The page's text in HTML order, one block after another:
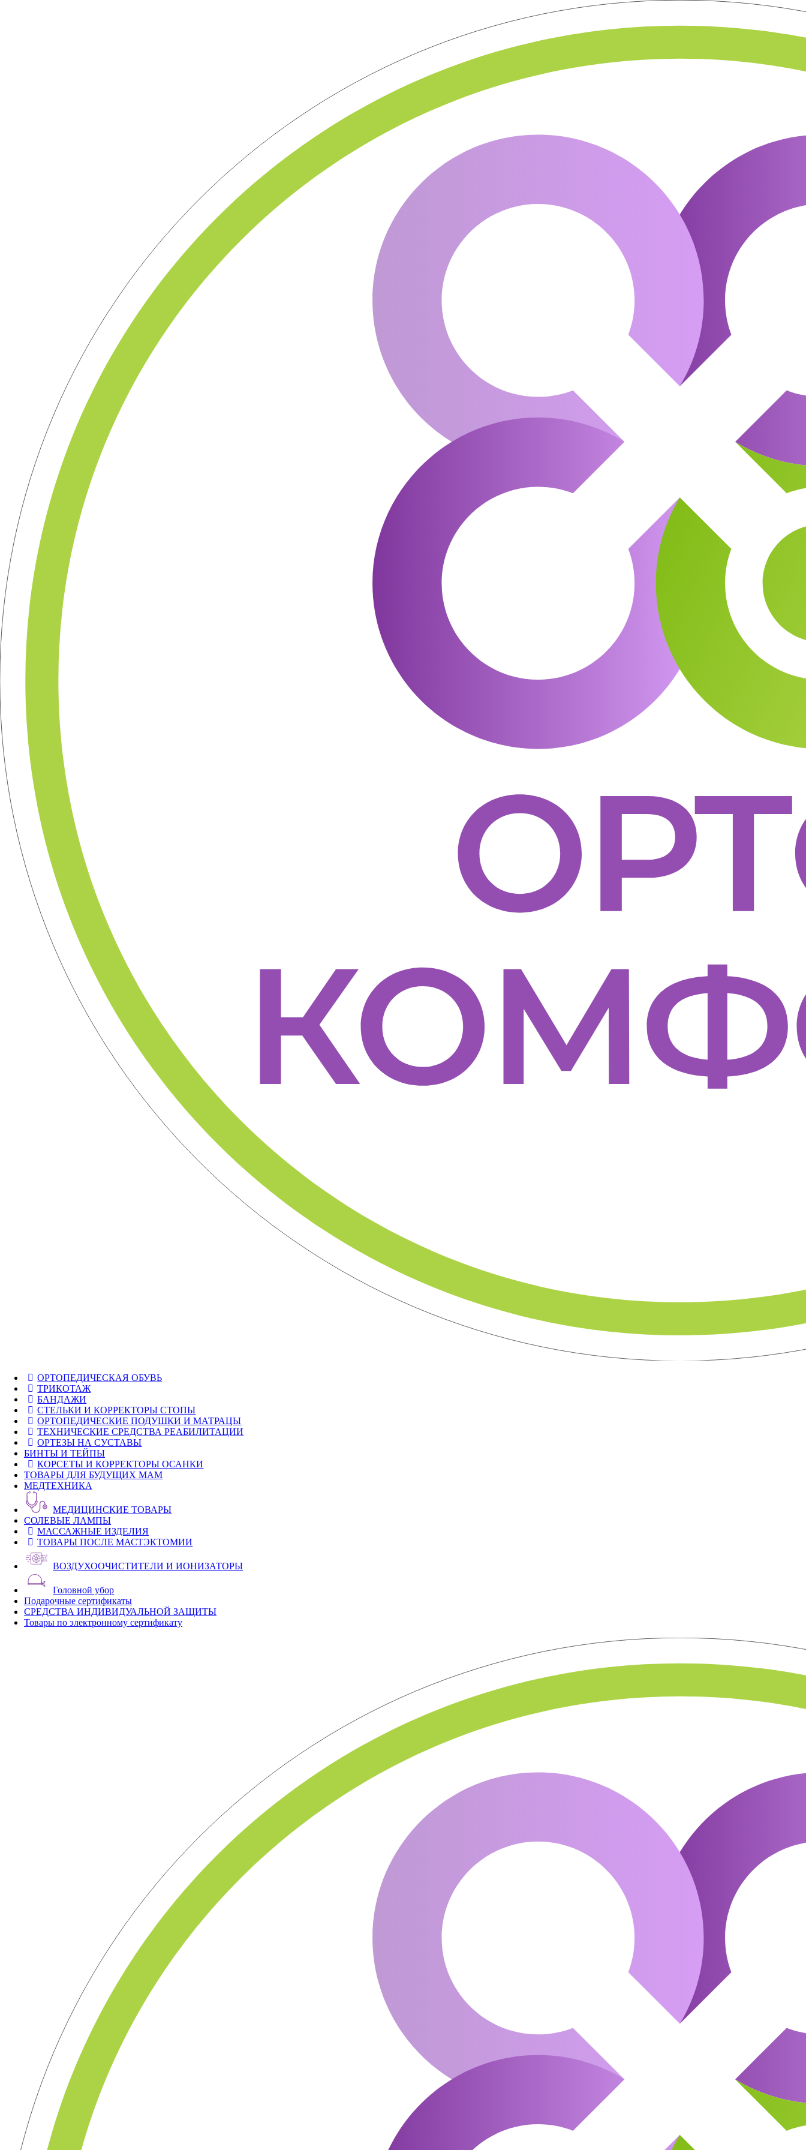
ОРТОПЕДИЧЕСКАЯ ОБУВЬ
ТРИКОТАЖ
БАНДАЖИ
СТЕЛЬКИ И КОРРЕКТОРЫ СТОПЫ
ОРТОПЕДИЧЕСКИЕ ПОДУШКИ И МАТРАЦЫ
ТЕХНИЧЕСКИЕ СРЕДСТВА РЕАБИЛИТАЦИИ
ОРТЕЗЫ НА СУСТАВЫ
БИНТЫ И ТЕЙПЫ
КОРСЕТЫ И КОРРЕКТОРЫ ОСАНКИ
ТОВАРЫ ДЛЯ БУДУЩИХ МАМ
МЕДТЕХНИКА
МЕДИЦИНСКИЕ ТОВАРЫ
СОЛЕВЫЕ ЛАМПЫ
МАССАЖНЫЕ ИЗДЕЛИЯ
ТОВАРЫ ПОСЛЕ МАСТЭКТОМИИ
ВОЗДУХООЧИСТИТЕЛИ И ИОНИЗАТОРЫ
Головной убор
Подарочные сертификаты
СРЕДСТВА ИНДИВИДУАЛЬНОЙ ЗАЩИТЫ
Товары по электронному сертификату